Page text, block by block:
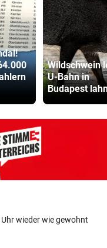
Wildschwein
U-Bahn in
Budapest
wieder wie gewohnt